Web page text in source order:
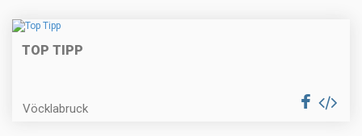
TOP TIPP
Vöcklabruck